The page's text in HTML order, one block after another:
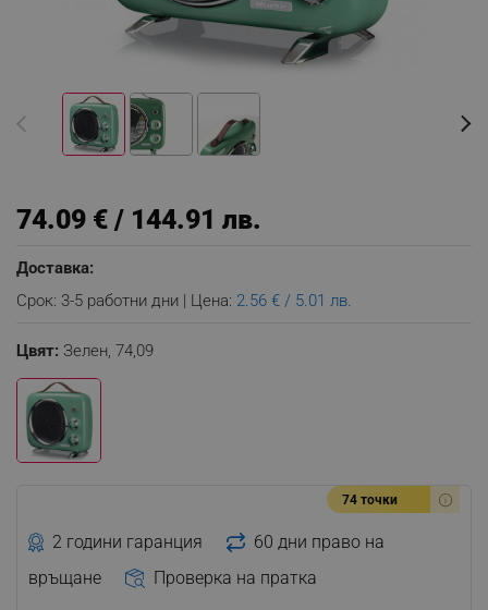
74.09 € / 144.91 лв.
Доставка:
Срок: 3-5 работни дни | Цена: 2.56 € / 5.01 лв.
Цвят: Зелен, 74,09
74 точки
2 години гаранция
60 дни право на
връщане
Проверка на пратка